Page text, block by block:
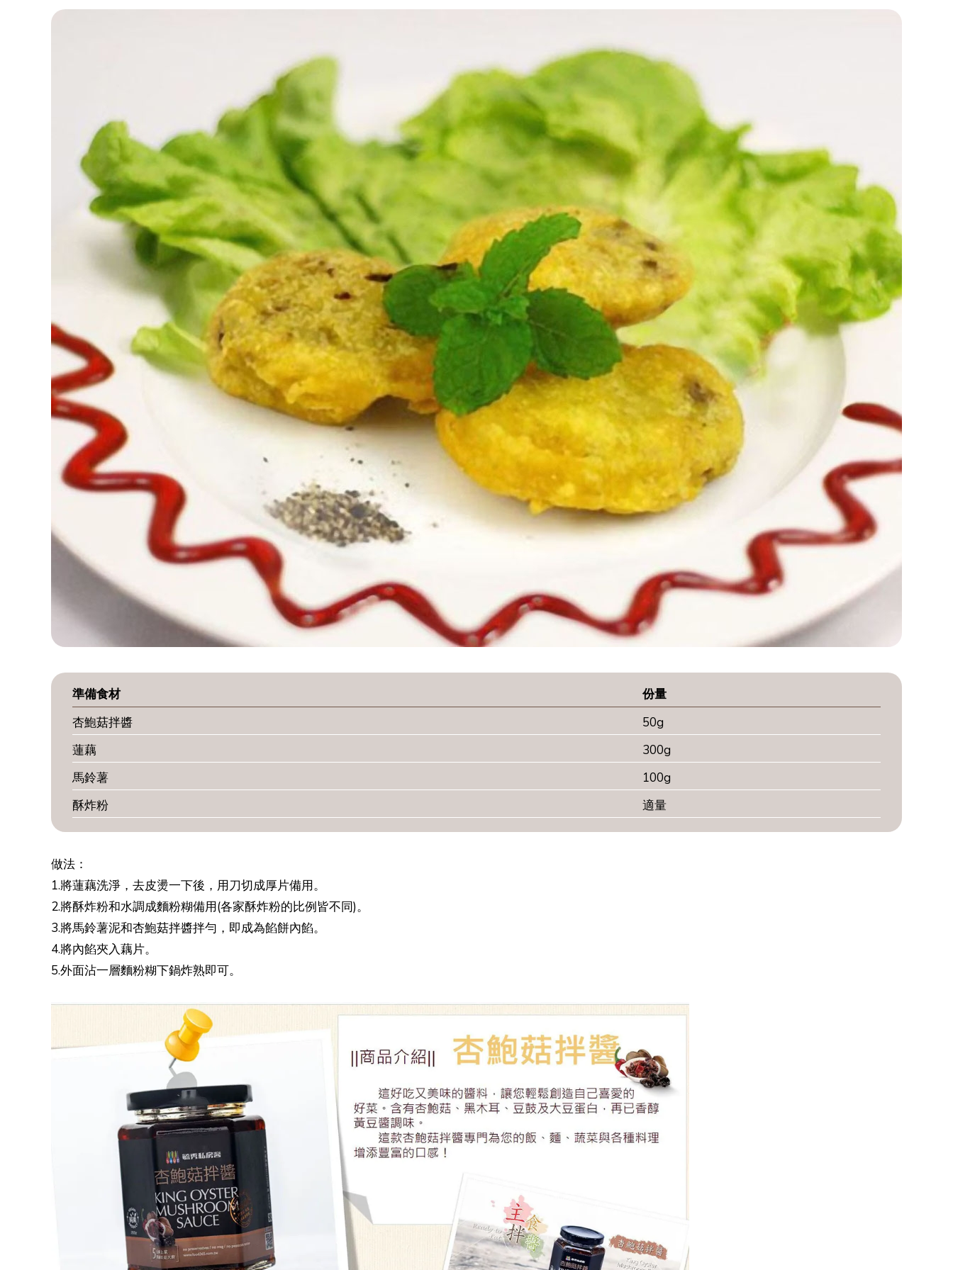
素之樂素食料理
愛心飯盒
健康點滴
關於我們
準備食材
份量
杏鮑菇拌醬
50g
蓮藕
300g
馬鈴薯
100g
酥炸粉
適量
做法：
1.將蓮藕洗淨，去皮燙一下後，用刀切成厚片備用。
2.將酥炸粉和水調成麵粉糊備用(各家酥炸粉的比例皆不同)。
3.將馬鈴薯泥和杏鮑菇拌醬拌勻，即成為餡餅內餡。
4.將內餡夾入藕片。
5.外面沾一層麵粉糊下鍋炸熟即可。